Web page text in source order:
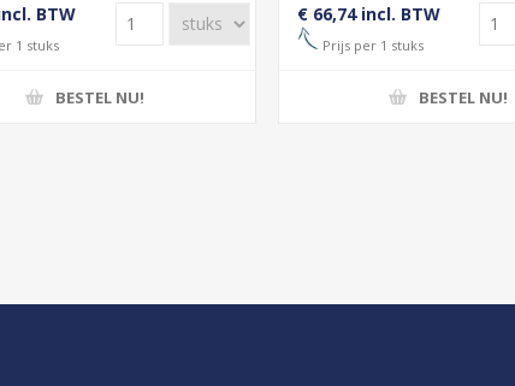
BTW
1 stuks
BESTEL NU!
€ 66,74 incl. BTW
Prijs per 1 stuks
BESTEL NU!